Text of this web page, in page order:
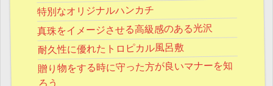
特別なオリジナルハンカチ
真珠をイメージさせる高級感のある光沢
耐久性に優れたトロピカル風呂敷
贈り物をする時に守った方が良いマナーを知